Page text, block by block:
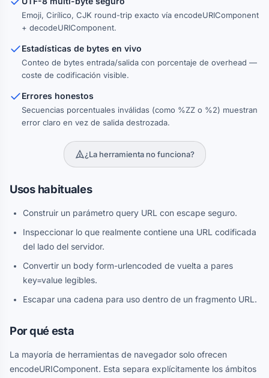
Emoji, Cirílico, CJK round-trip exacto vía encodeURIComponent
+ decodeURIComponent.
Estadísticas de bytes en vivo
Conteo de bytes entrada/salida con porcentaje de overhead —
coste de codificación visible.
Errores honestos
Secuencias porcentuales inválidas (como %ZZ o %2) muestran
error claro en vez de salida destrozada.
¿La herramienta no funciona?
Usos habituales
Construir un parámetro query URL con escape seguro.
Inspeccionar lo que realmente contiene una URL codificada
del lado del servidor.
Convertir un body form-urlencoded de vuelta a pares
key=value legibles.
Escapar una cadena para uso dentro de un fragmento URL.
Por qué esta
La mayoría de herramientas de navegador solo ofrecen
encodeURIComponent. Esta separa explícitamente los ámbitos